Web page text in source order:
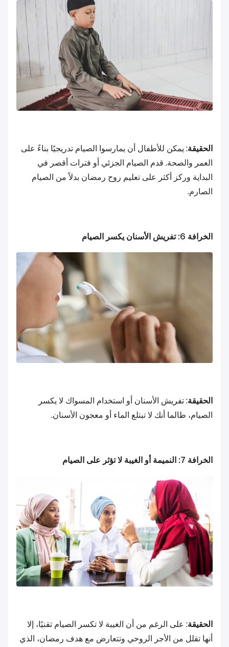
الحقيقة: يمكن للأطفال أن يمارسوا الصيام تدريجيًا بناءً على
العمر والصحة. قدم الصيام الجزئي أو فترات أقصر في
البداية وركز أكثر على تعليم روح رمضان بدلاً من الصيام
الصارم.
الخرافة 6: تفريش الأسنان يكسر الصيام
الحقيقة: تفريش الأسنان أو استخدام المسواك لا يكسر
الصيام، طالما أنك لا تبتلع الماء أو معجون الأسنان.
الخرافة 7: النميمة أو الغيبة لا تؤثر على الصيام
الحقيقة: على الرغم من أن الغيبة لا تكسر الصيام تقنيًا، إلا
أنها تقلل من الأجر الروحي وتتعارض مع هدف رمضان، الذي